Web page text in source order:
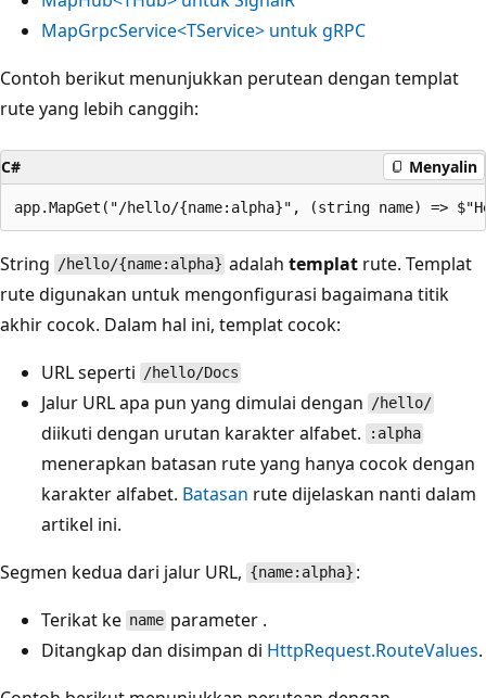
MapGrpcService<TService> untuk gRPC
Contoh berikut menunjukkan perutean dengan templat
rute yang lebih canggih:
C# Menyalin
String /hello/{name:alpha} adalahtemplat rute. Templat
rute digunakan untuk mengonfigurasi bagaimana titik
akhir cocok. Dalam hal ini, templat cocok:
URL seperti /hello/Docs
Jalur URL apa pun yang dimulai dengan /hello/
diikuti dengan urutan karakter alfabet. :alpha
menerapkan batasan rute yang hanya cocok dengan
karakter alfabet. Batasan rute dijelaskan nanti dalam
artikel ini.
Segmen kedua dari jalur URL, {name:alpha} :
Terikat ke name parameter .
Ditangkap dan disimpan di HttpRequest.RouteValues.